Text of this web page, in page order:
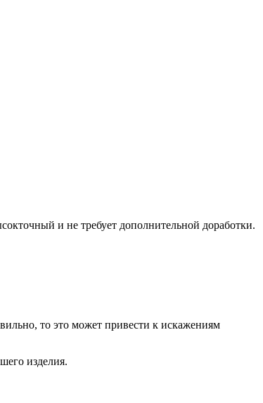
и не требует дополнительной доработки.
то это может привести к искажениям
изделия.